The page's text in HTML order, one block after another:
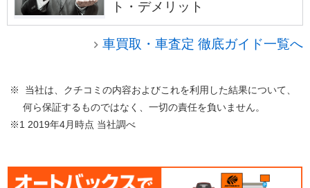
ト・デメリット
車買取・車査定 徹底ガイド一覧へ
※ 当社は、クチコミの内容およびこれを利用した結果について、
何ら保証するものではなく、一切の責任を負いません。
※1 2019年4月時点 当社調べ